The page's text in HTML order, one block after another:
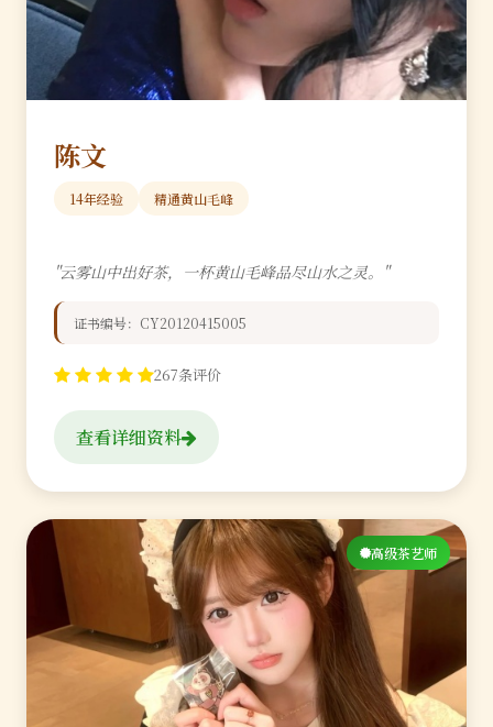
陈文
14年经验 精通黄山毛峰
"云雾山中出好茶，一杯黄山毛峰品尽山水之灵。"
证书编号：CY20120415005
267条评价
查看详细资料
高级茶艺师